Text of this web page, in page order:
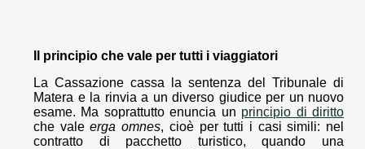
Il principio che vale per tutti i viaggiatori
La Cassazione cassa la sentenza del Tribunale di
Matera e la rinvia a un diverso giudice per un nuovo
esame. Ma soprattutto enuncia un principio di diritto
che valeerga omnes, cioè per tutti i casi simili: nel
contratto di pacchetto turistico, quando una